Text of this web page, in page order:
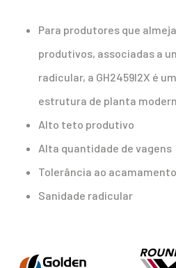
Para produtores que
produtivos, associadas a
radicular, a GH2459I2X é
estrutura de planta
Alto teto produtivo
Alta quantidade de vagens
Tolerância ao acamamento
Sanidade radicular